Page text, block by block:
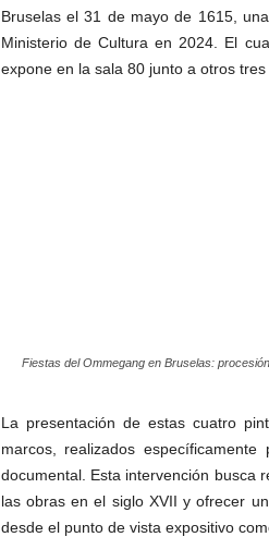
Bruselas el 31 de mayo de 1615,
Ministerio de Cultura en 2024. El
expone en la sala 80 junto a otros
Fiestas del Ommegang en Bruselas:
La presentación de estas cuatro
marcos, realizados
documental. Esta intervención busca
las obras en el siglo XVII y ofrecer
desde el punto de vista expositivo